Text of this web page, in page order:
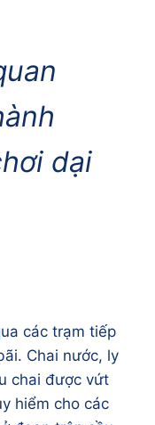
dại
các trạm tiếp
Chai nước, ly
chai được vứt
hiểm cho các